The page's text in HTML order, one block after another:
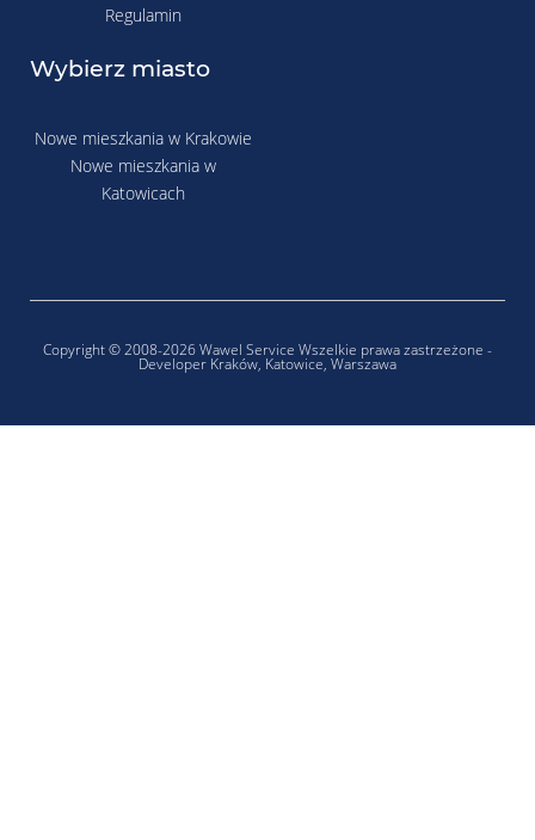
Regulamin
Wybierz miasto
Nowe mieszkania w Krakowie
Nowe mieszkania w
Katowicach
Copyright © 2008-2026 Wawel Service Wszelkie prawa zastrzeżone -
Developer Kraków, Katowice, Warszawa